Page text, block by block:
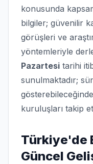
konusunda
bilgiler; güvenilir
görüşleri ve
yöntemleriyle
Pazartesi tarihi
sunulmaktadır;
kuruluşları takip
Türkiye'de
Güncel